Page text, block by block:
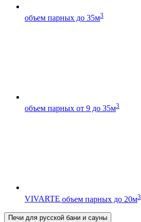
объем парных до 35м3
объем парных от 9 до 35м3
VIVARTE объем парных до 20м3
Печи для русской бани и сауны